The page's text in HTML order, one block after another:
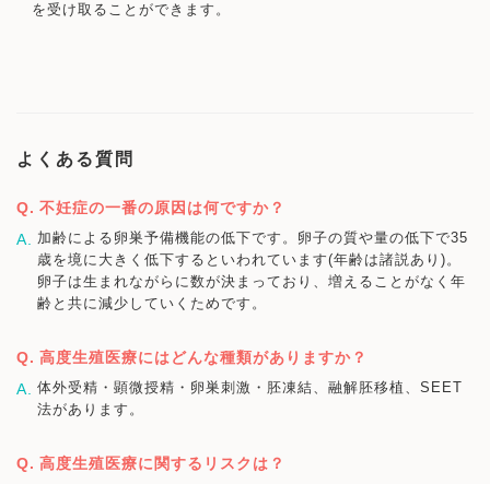
を受け取ることができます。
よくある質問
不妊症の一番の原因は何ですか？
加齢による卵巣予備機能の低下です。卵子の質や量の低下で35
歳を境に大きく低下するといわれています(年齢は諸説あり)。
卵子は生まれながらに数が決まっており、増えることがなく年
齢と共に減少していくためです。
高度生殖医療にはどんな種類がありますか？
体外受精・顕微授精・卵巣刺激・胚凍結、融解胚移植、SEET
法があります。
高度生殖医療に関するリスクは？